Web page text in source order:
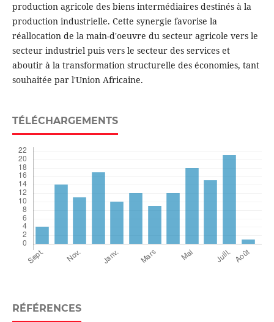
production agricole des biens intermédiaires destinés à la
production industrielle. Cette synergie favorise la
réallocation de la main-d'oeuvre du secteur agricole vers le
secteur industriel puis vers le secteur des services et
aboutir à la transformation structurelle des économies, tant
souhaitée par l'Union Africaine.
TÉLÉCHARGEMENTS
RÉFÉRENCES